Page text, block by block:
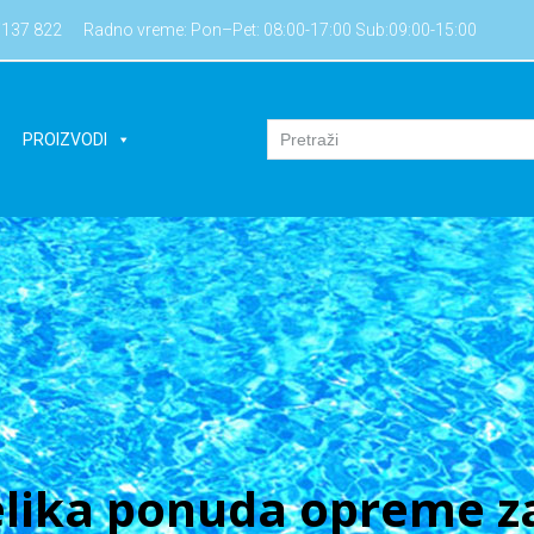
822 Radno vreme: Pon–Pet: 08:00-17:00 Sub:09:00-15:00
PROIZVODI
ponuda opreme